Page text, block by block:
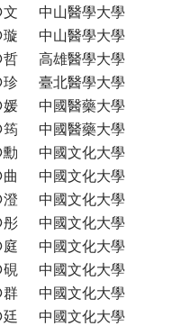
中山醫學大學
中山醫學大學
高雄醫學大學
臺北醫學大學
中國醫藥大學
中國醫藥大學
中國文化大學
中國文化大學
中國文化大學
中國文化大學
中國文化大學
中國文化大學
中國文化大學
中國文化大學